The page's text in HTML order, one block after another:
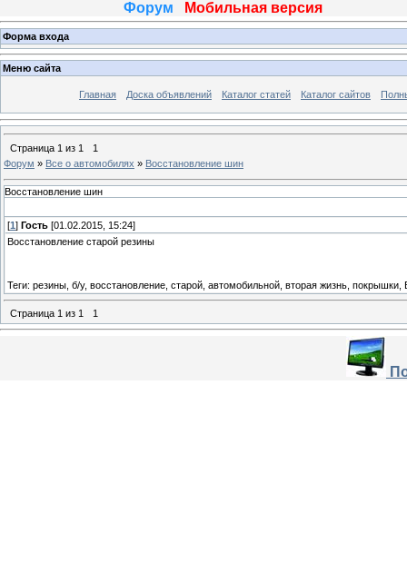
Форум Мобильная версия
Форма входа
Меню сайта
Главная Доска объявлений Каталог статей Каталог сайтов
Страница 1 из 1
1
Форум » Все о автомобилях » Восстановление шин
Восстановление шин
[1 ] Гость [01.02.2015, 15:24]
Восстановление старой резины
Теги: резины, б/у, восстановление, старой, автомобильной, вторая жизнь,
Страница 1 из 1 1